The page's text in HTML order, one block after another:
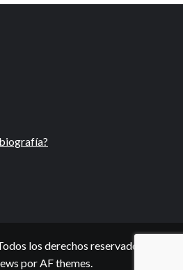
los derechos reservados.
por AF themes.